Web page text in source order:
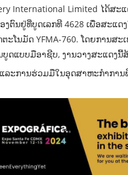
International Limited ໄດ້ສະ
ຕົນຢູ່ທີ່ບູດເລກທີ 4628 ເພື່ອສະແດ
ະໂນມັດ YFMA-760. ໂດຍການສະ
ດແບບມືອາຊີບ, ງານວາງສະແດງນີ້
ລະການຮ່ວມມືໃນອຸດສາຫະກໍາການ